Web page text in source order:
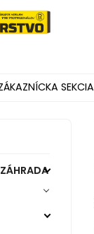
SEKCIA